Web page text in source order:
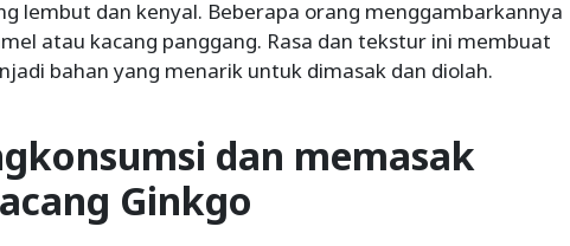
lembut dan kenyal. Beberapa orang menggambarkannya
atau kacang panggang. Rasa dan tekstur ini membuat
bahan yang menarik untuk dimasak dan diolah.
dan memasak
Ginkgo